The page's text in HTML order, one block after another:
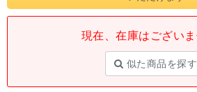
現在、在庫はございま
似た商品を探す
シリーズ
「iPhone」「Xperia」「Galaxy」など
「Apple」「SONY」「SHARP」など